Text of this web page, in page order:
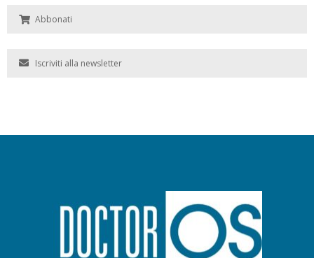
Abbonati
Iscriviti alla newsletter